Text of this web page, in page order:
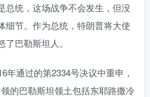
总统，这场战争不会发生，但没
细节。作为总统，特朗普将大使
巴勒斯坦人。
年通过的第2334号决议中重申，
的巴勒斯坦领土包括东耶路撒冷